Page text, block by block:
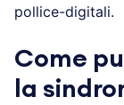
pollice-digitali.
Come
la